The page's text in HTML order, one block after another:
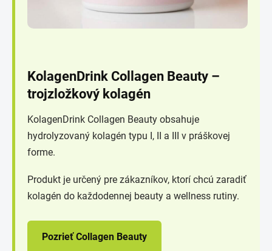
KolagenDrink Collagen Beauty –
trojzložkový kolagén
KolagenDrink Collagen Beauty obsahuje
hydrolyzovaný kolagén typu I, II a III v práškovej
forme.
Produkt je určený pre zákazníkov, ktorí chcú zaradiť
kolagén do každodennej beauty a wellness rutiny.
Pozrieť Collagen Beauty